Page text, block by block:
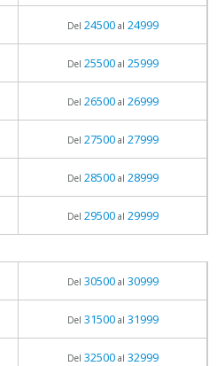
Del 24500al 24999
Del 25500al 25999
Del 26500al 26999
Del 27500al 27999
Del 28500al 28999
Del 29500al 29999
Del 30500al 30999
Del 31500al 31999
Del 32500al 32999